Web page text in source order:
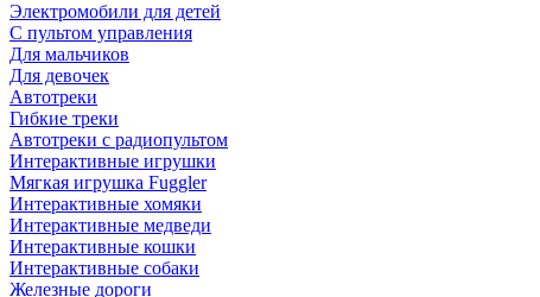
Электромобили для детей
С пультом управления
Для мальчиков
Для девочек
Автотреки
Гибкие треки
Автотреки с радиопультом
Интерактивные игрушки
Мягкая игрушка Fuggler
Интерактивные хомяки
Интерактивные медведи
Интерактивные кошки
Интерактивные собаки
Железные дороги